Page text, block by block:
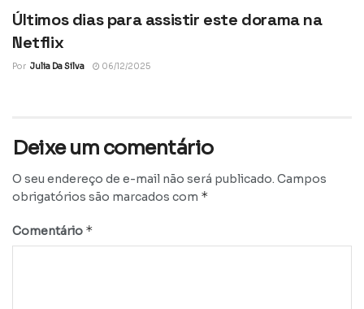
Últimos dias para assistir este dorama na
Netflix
Por Julia Da Silva 06/12/2025
Deixe um comentário
O seu endereço de e-mail não será publicado. Campos
obrigatórios são marcados com *
Comentário *